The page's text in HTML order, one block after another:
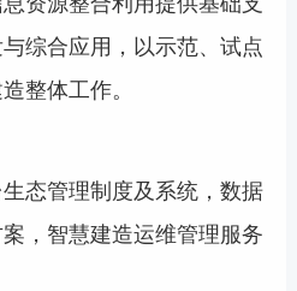
综合应用，以示范、试点
整体工作。
态管理制度及系统，数据
，智慧建造运维管理服务